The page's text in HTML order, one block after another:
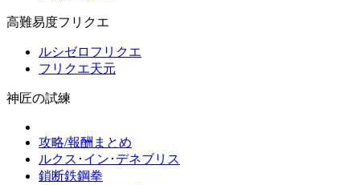
高難易度フリクエ
ルシゼロフリクエ
フリクエ天元
神匠の試練
攻略/報酬まとめ
ルクス･イン･デネブリス
鎖断鉄鋼拳